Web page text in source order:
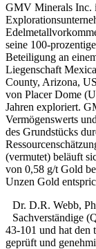
GMV Minerals Inc.
seine 100-
Beteiligung an
Liegenschaft
County, Arizona,
von Placer Dome
Jahren exploriert.
Vermögenswerts
des Grundstücks
(vermutet) beläuft
von 0,58 g/t Gold
Unzen Gold
Dr. D.R. Webb,
Sachverständige
43-101 und hat den
geprüft und